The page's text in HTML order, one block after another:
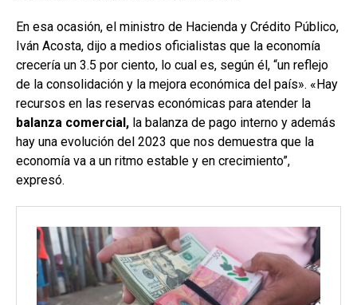
En esa ocasión, el ministro de Hacienda y Crédito Público,
Iván Acosta, dijo a medios oficialistas que la economía
crecería un 3.5 por ciento, lo cual es, según él, “un reflejo
de la consolidación y la mejora económica del país». «Hay
recursos en las reservas económicas para atender la
balanza comercial, la balanza de pago interno y además
hay una evolución del 2023 que nos demuestra que la
economía va a un ritmo estable y en crecimiento”,
expresó.